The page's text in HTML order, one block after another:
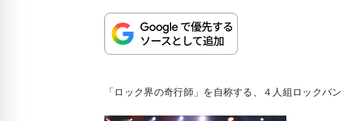
「ロック界の奇行師」を自称する、４人組ロックバ